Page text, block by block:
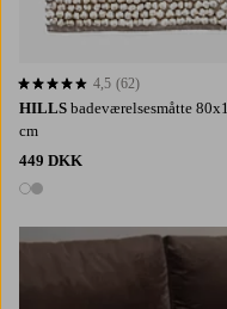
HILLS badeværelsesmåtte
cm
449 DKK
2 farver
4,5 baseret på 62 bedømmelser
4,5 (62)